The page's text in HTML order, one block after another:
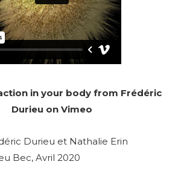
in your body from Frédéric
Durieu on Vimeo
Durieu et Nathalie Erin
Bec, Avril 2020